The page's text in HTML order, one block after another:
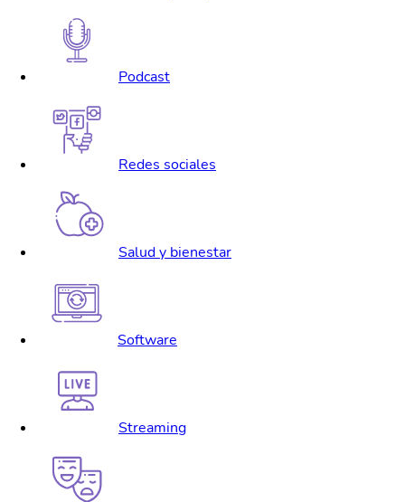
Podcast
Redes sociales
Salud y bienestar
Software
Streaming